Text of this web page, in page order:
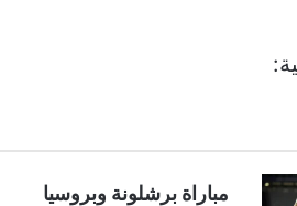
مباراة برشلونة وبروسيا